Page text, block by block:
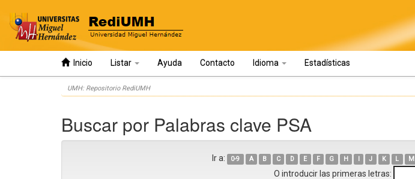
Inicio Listar Ayuda Contacto Idioma Estadísticas
UMH: Repositorio RediUMH
Buscar por Palabras clave PSA
Ir a: 0-9 A B C D E F G H I J K L M
O introducir las primeras letras: